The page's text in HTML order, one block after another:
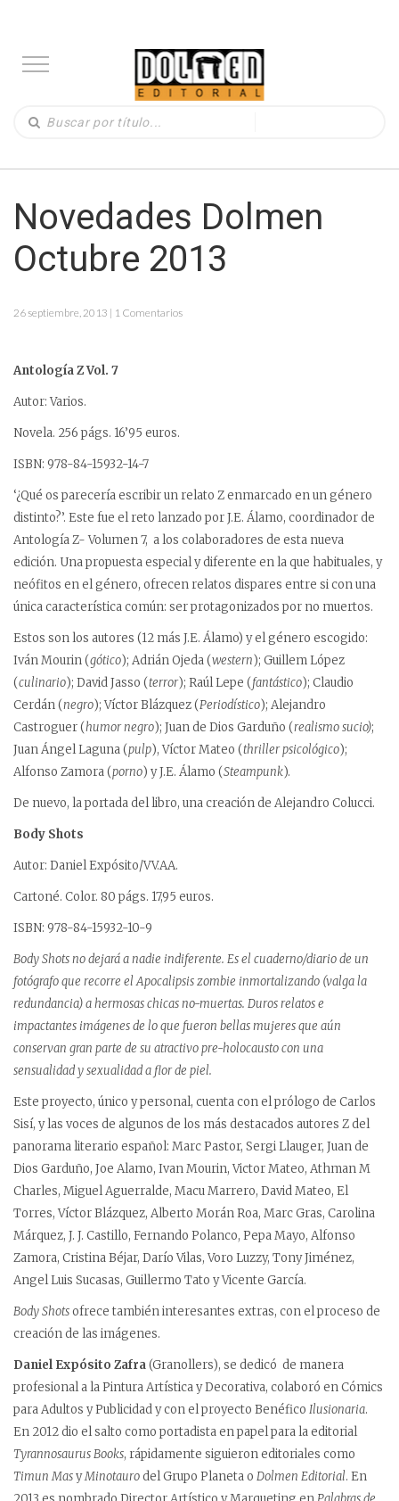
Novedades Dolmen
Octubre 2013
26 septiembre, 2013 | 1 Comentarios
Antología Z Vol. 7
Autor: Varios.
Novela. 256 págs. 16’95 euros.
ISBN: 978-84-15932-14-7
‘¿Qué os parecería escribir un relato Z enmarcado en un género
distinto?’. Este fue el reto lanzado por J.E. Álamo, coordinador de
Antología Z- Volumen 7, a los colaboradores de esta nueva
edición. Una propuesta especial y diferente en la que habituales, y
neófitos en el género, ofrecen relatos dispares entre si con una
única característica común: ser protagonizados por no muertos.
Estos son los autores (12 más J.E. Álamo) y el género escogido:
Iván Mourin (gótico); Adrián Ojeda (western); Guillem López
(culinario); David Jasso (terror); Raúl Lepe (fantástico); Claudio
Cerdán (negro); Víctor Blázquez (Periodístico); Alejandro
Castroguer (humor negro); Juan de Dios Garduño (realismo sucio);
Juan Ángel Laguna (pulp), Víctor Mateo (thriller psicológico);
Alfonso Zamora (porno) y J.E. Álamo (Steampunk).
De nuevo, la portada del libro, una creación de Alejandro Colucci.
Body Shots
Autor: Daniel Expósito/VV.AA.
Cartoné. Color. 80 págs. 17,95 euros.
ISBN: 978-84-15932-10-9
Body Shots no dejará a nadie indiferente. Es el cuaderno/diario de un
fotógrafo que recorre el Apocalipsis zombie inmortalizando (valga la
redundancia) a hermosas chicas no-muertas. Duros relatos e
impactantes imágenes de lo que fueron bellas mujeres que aún
conservan gran parte de su atractivo pre-holocausto con una
sensualidad y sexualidad a flor de piel.
Este proyecto, único y personal, cuenta con el prólogo de Carlos
Sisí, y las voces de algunos de los más destacados autores Z del
panorama literario español: Marc Pastor, Sergi Llauger, Juan de
Dios Garduño, Joe Alamo, Ivan Mourin, Victor Mateo, Athman M
Charles, Miguel Aguerralde, Macu Marrero, David Mateo, El
Torres, Víctor Blázquez, Alberto Morán Roa, Marc Gras, Carolina
Márquez, J. J. Castillo, Fernando Polanco, Pepa Mayo, Alfonso
Zamora, Cristina Béjar, Darío Vilas, Voro Luzzy, Tony Jiménez,
Angel Luis Sucasas, Guillermo Tato y Vicente García.
Body Shotsofrece también interesantes extras, con el proceso de
creación de las imágenes.
Daniel Expósito Zafra(Granollers), se dedicó de manera
profesional a la Pintura Artística y Decorativa, colaboró en Cómics
para Adultos y Publicidad y con el proyecto Benéfico Ilusionaria.
En 2012 dio el salto como portadista en papel para la editorial
Tyrannosaurus Books, rápidamente siguieron editoriales como
Timun MasyMinotaurodel Grupo Planeta o Dolmen Editorial. En